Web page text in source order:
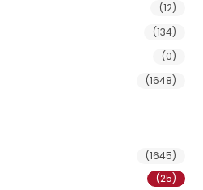
(12)
(134)
(0)
(1648)
(1645)
(25)